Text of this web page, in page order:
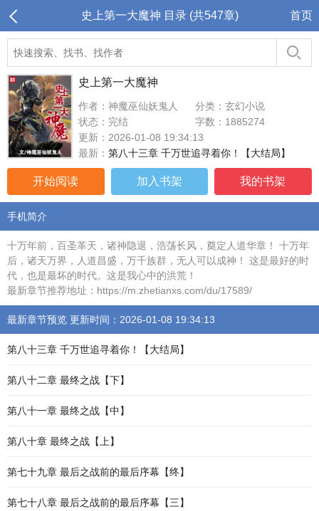
史上第一大魔神 目录 (共547章) 首页
史上第一大魔神
作者：神魔巫仙妖鬼人
分类：玄幻小说
状态：完结
字数：1885274
更新：2026-01-08 19:34:13
最新： 第八十三章 千万世追寻着你！【大结局】
开始阅读 加入书架 我的书架
手机简介
十万年前，百圣革天，诸神隐退，浩荡长风，奠定人道华章！ 十万年
后，诸天万界，人道昌盛，万千族群，无人可以成神！ 这是最好的时
代，也是最坏的时代。这是我心中的洪荒！
最新章节推荐地址：https://m.zhetianxs.com/du/17589/
最新章节预览 更新时间：2026-01-08 19:34:13
第八十三章 千万世追寻着你！【大结局】
第八十二章 最终之战【下】
第八十一章 最终之战【中】
第八十章 最终之战【上】
第七十九章 最后之战前的最后序幕【终】
第七十八章 最后之战前的最后序幕【三】